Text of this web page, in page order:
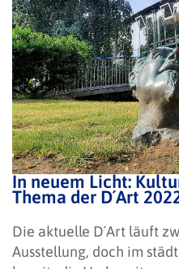
In neuem Licht:
Thema der D´Art
Die aktuelle D´Art läuft
Ausstellung, doch im